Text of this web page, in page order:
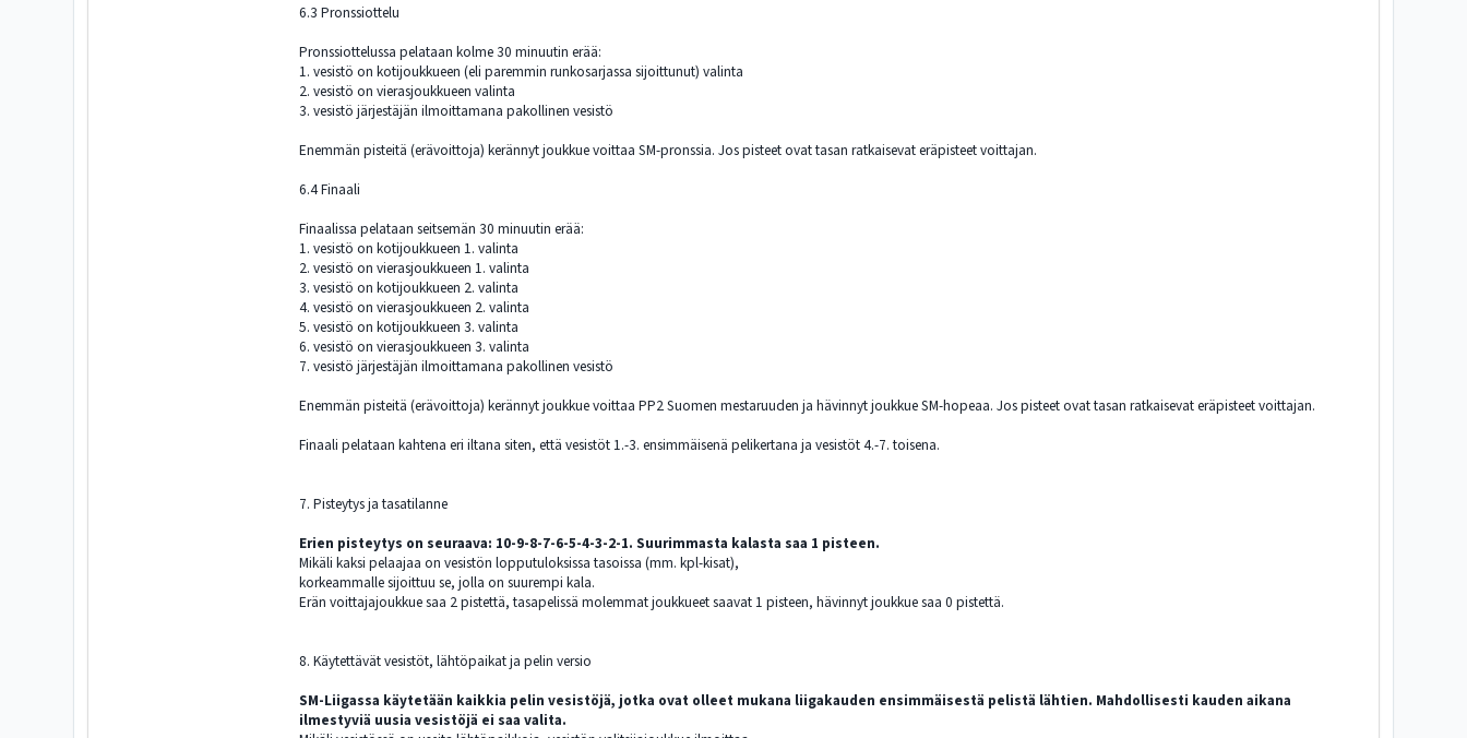
6.3 Pronssiottelu
Pronssiottelussa pelataan kolme 30 minuutin erää:
1. vesistö on kotijoukkueen (eli paremmin runkosarjassa sijoittunut) valinta
2. vesistö on vierasjoukkueen valinta
3. vesistö järjestäjän ilmoittamana pakollinen vesistö
Enemmän pisteitä (erävoittoja) kerännyt joukkue voittaa SM-pronssia. Jos pisteet ovat tasan ratkaisevat eräpisteet voittajan.
6.4 Finaali
Finaalissa pelataan seitsemän 30 minuutin erää:
1. vesistö on kotijoukkueen 1. valinta
2. vesistö on vierasjoukkueen 1. valinta
3. vesistö on kotijoukkueen 2. valinta
4. vesistö on vierasjoukkueen 2. valinta
5. vesistö on kotijoukkueen 3. valinta
6. vesistö on vierasjoukkueen 3. valinta
7. vesistö järjestäjän ilmoittamana pakollinen vesistö
Enemmän pisteitä (erävoittoja) kerännyt joukkue voittaa PP2 Suomen mestaruuden ja hävinnyt joukkue SM-hopeaa. Jos pisteet ovat tasan ratkaisevat eräpisteet voittajan.
Finaali pelataan kahtena eri iltana siten, että vesistöt 1.-3. ensimmäisenä pelikertana ja vesistöt 4.-7. toisena.
7. Pisteytys ja tasatilanne
Erien pisteytys on seuraava: 10-9-8-7-6-5-4-3-2-1. Suurimmasta kalasta saa 1 pisteen.
Mikäli kaksi pelaajaa on vesistön lopputuloksissa tasoissa (mm. kpl-kisat),
korkeammalle sijoittuu se, jolla on suurempi kala.
Erän voittajajoukkue saa 2 pistettä, tasapelissä molemmat joukkueet saavat 1 pisteen, hävinnyt joukkue saa 0 pistettä.
8. Käytettävät vesistöt, lähtöpaikat ja pelin versio
SM-Liigassa käytetään kaikkia pelin vesistöjä, jotka ovat olleet mukana liigakauden ensimmäisestä pelistä lähtien. Mahdollisesti kauden aikana
ilmestyviä uusia vesistöjä ei saa valita.